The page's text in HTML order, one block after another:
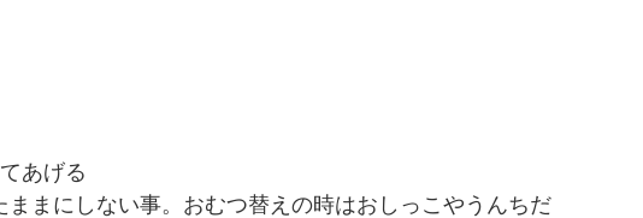
あげる
まにしない事。おむつ替えの時はおしっこやうんちだ